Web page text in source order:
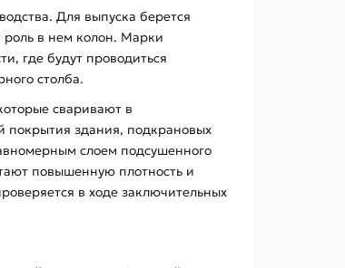
Для выпуска берется
роль в нем колон. Марки
где будут проводиться
столба.
сваривают в
покрытия здания, подкрановых
слоем подсушенного
повышенную плотность и
в ходе заключительных